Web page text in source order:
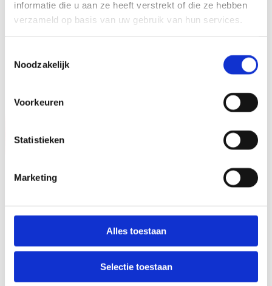
informatie die u aan ze heeft verstrekt of die ze hebben
verzameld op basis van uw gebruik van hun services.
Noodzakelijk
Voorkeuren
Statistieken
Marketing
Alles toestaan
Selectie toestaan